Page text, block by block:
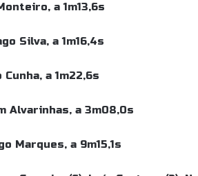
a 1m13,6s
Silva, a 1m16,4s
a 1m22,6s
Alvarinhas, a 3m08,0s
Marques, a 9m15,1s